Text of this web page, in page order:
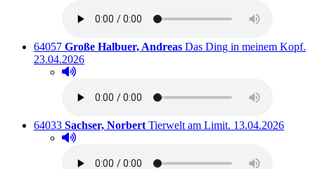
Titelnummer:
64057 von
Große Halbuer, Andreas: Das Ding in meinem Kopf.
23.04.2026
Hörprobe abspielen
Hörprobe von Das Ding in meinem Kopf.
Titelnummer:
64033 von
Sachser, Norbert: Tierwelt am Limit. Ausleihbar seit
13.04.2026
Hörprobe abspielen
Hörprobe von Tierwelt am Limit.